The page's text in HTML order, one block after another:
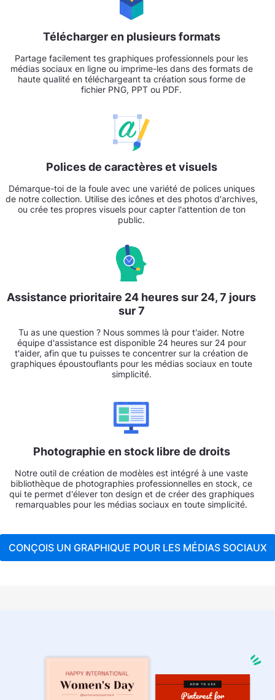
Télécharger en plusieurs formats
Partage facilement tes graphiques professionnels pour les
médias sociaux en ligne ou imprime-les dans des formats de
haute qualité en téléchargeant ta création sous forme de
fichier PNG, PPT ou PDF.
Polices de caractères et visuels
Démarque-toi de la foule avec une variété de polices uniques
de notre collection. Utilise des icônes et des photos d'archives,
ou crée tes propres visuels pour capter l'attention de ton
public.
Assistance prioritaire 24 heures sur 24, 7 jours
sur 7
Tu as une question ? Nous sommes là pour t'aider. Notre
équipe d'assistance est disponible 24 heures sur 24 pour
t'aider, afin que tu puisses te concentrer sur la création de
graphiques époustouflants pour les médias sociaux en toute
simplicité.
Photographie en stock libre de droits
Notre outil de création de modèles est intégré à une vaste
bibliothèque de photographies professionnelles en stock, ce
qui te permet d'élever ton design et de créer des graphiques
remarquables pour les médias sociaux en toute simplicité.
CONÇOIS UN GRAPHIQUE POUR LES MÉDIAS SOCIAUX